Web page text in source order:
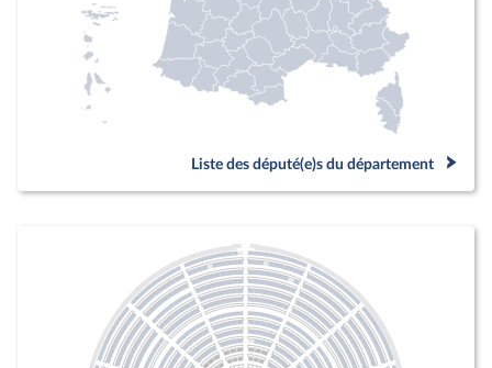
Liste des député(e)s du département